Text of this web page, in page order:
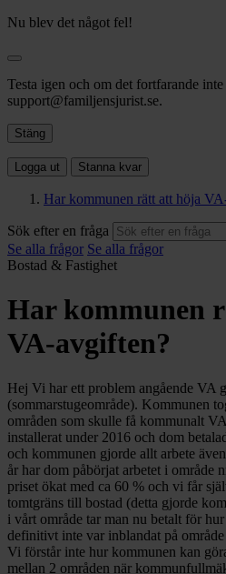
Nu blev det något fel!
Testa igen och om det fortfarande
support@familjensjurist.se.
Stäng
Logga ut Stanna kvar
Har kommunen rätt att höja
Sök efter en fråga
Se alla frågor Se alla frågor
Bostad & Fastighet
Har kommunen
VA-avgiften?
Hej Vi har ett problem angående VA
(sommarstugeområde). Kommunen
områden som skulle få kommunalt
installerat under 2016 och dom
och kommunen gjorde allt arbete
år har dom påbörjat arbetet i område
priset ökat med ca 60 % och vi får
tomtgräns till bostad (detta gjorde
i vårt område tar man nu betalt för
definitivt inte var inblandat på
Vi förstår inte hur kommunen kan
mellan 2 områden när